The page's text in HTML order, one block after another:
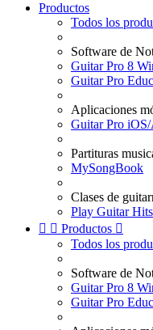
Productos
Todos los
Software de
Guitar Pro 8
Guitar Pro
Aplicaciones
Guitar Pro
Partituras
MySongBook
Clases de
Play Guitar Hits
  Productos 
Todos los
Software de
Guitar Pro 8
Guitar Pro